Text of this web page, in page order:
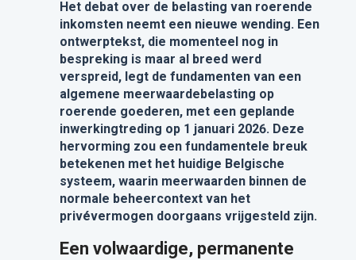
Het debat over de belasting van roerende
inkomsten neemt een nieuwe wending. Een
ontwerptekst, die momenteel nog in
bespreking is maar al breed werd
verspreid, legt de fundamenten van een
algemene meerwaardebelasting op
roerende goederen, met een geplande
inwerkingtreding op 1 januari 2026. Deze
hervorming zou een fundamentele breuk
betekenen met het huidige Belgische
systeem, waarin meerwaarden binnen de
normale beheercontext van het
privévermogen doorgaans vrijgesteld zijn.
Een volwaardige, permanente